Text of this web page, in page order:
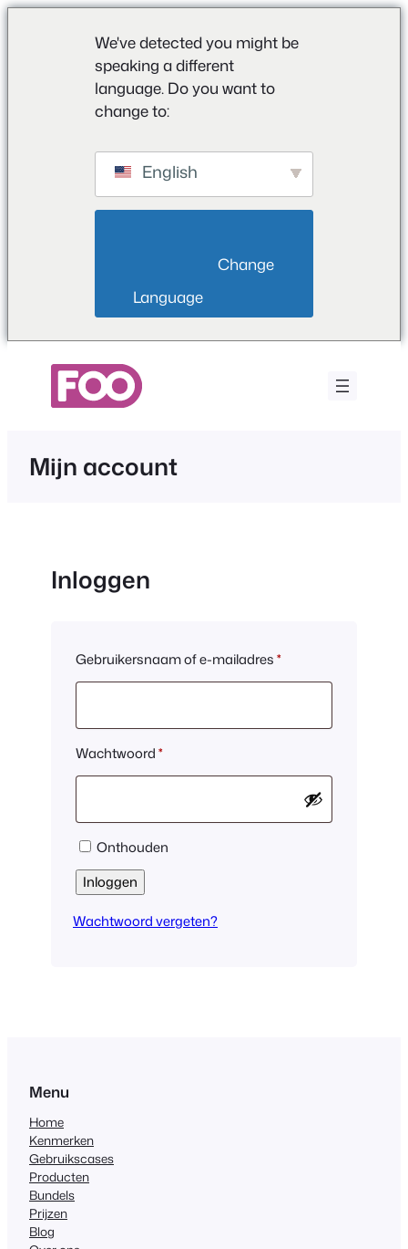
We've detected you might be
speaking a different
language. Do you want to
change to:
English
Language
Mijn account
Inloggen
Gebruikersnaam of e-mailadres*
Wachtwoord*
Onthouden
Inloggen
Wachtwoord vergeten?
Menu
Home
Kenmerken
Gebruikscases
Producten
Bundels
Prijzen
Blog